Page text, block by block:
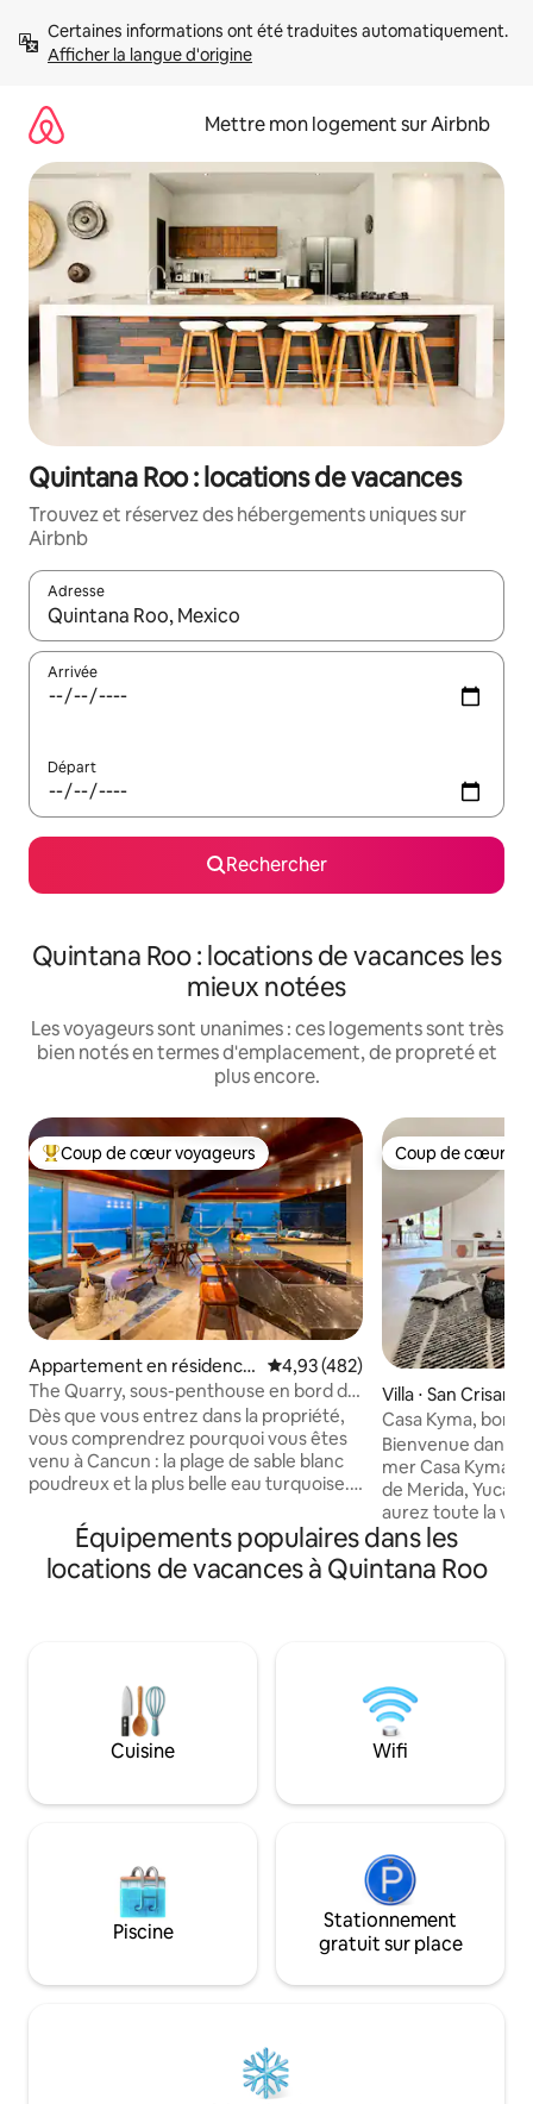
directement
Afficher la langue d'origine
Mettre mon logement sur Airbnb
Quintana Roo : locations de vacances
Trouvez et réservez des hébergements uniques sur
Airbnb
Adresse
Lorsque les résultats s'affichent, utilisez les flèches vers le
Arrivée
Départ
Rechercher
Quintana Roo : locations de vacances les
mieux notées
Les voyageurs sont unanimes : ces logements sont très
bien notés en termes d'emplacement, de propreté et
plus encore.
Coups de cœur voyageurs les plus appréciés
Coup de cœur voyageurs
Appartement en résidence
⋅ Cancún
Évaluation moyenne sur la
4,93 (482)
The Quarry, sous-penthouse en bord de
mer à 150 m des clubs
Dès que vous entrez dans la propriété,
vous comprendrez pourquoi vous êtes
venu à Cancun : la plage de sable blanc
poudreux et la plus belle eau turquoise.
voir depuis la vue panoramique à 180°
que l'appartement offre. Aucun détail
n'a été épargné. Plus de 2 ans de
l'immeuble. Une fusion de meubles en
bois exotiques et de marbre importé
rend cet endroit inégalé à Cancún.
Coup de cœur
Coup de cœur
Villa ⋅ San Crisanto
Casa Kyma, bord
Yucatan
Bienvenue dans
mer Casa Kyma à
de Merida, Yucatan,
aurez toute la
vue sur l'océan et
inoubliables.
avec soin dans
y a une cuisine
à l'extérieur, il y a
pour des grillades
Équipements populaires dans les
locations de vacances à Quintana Roo
Cuisine Wifi
Piscine
Stationnement
gratuit sur place